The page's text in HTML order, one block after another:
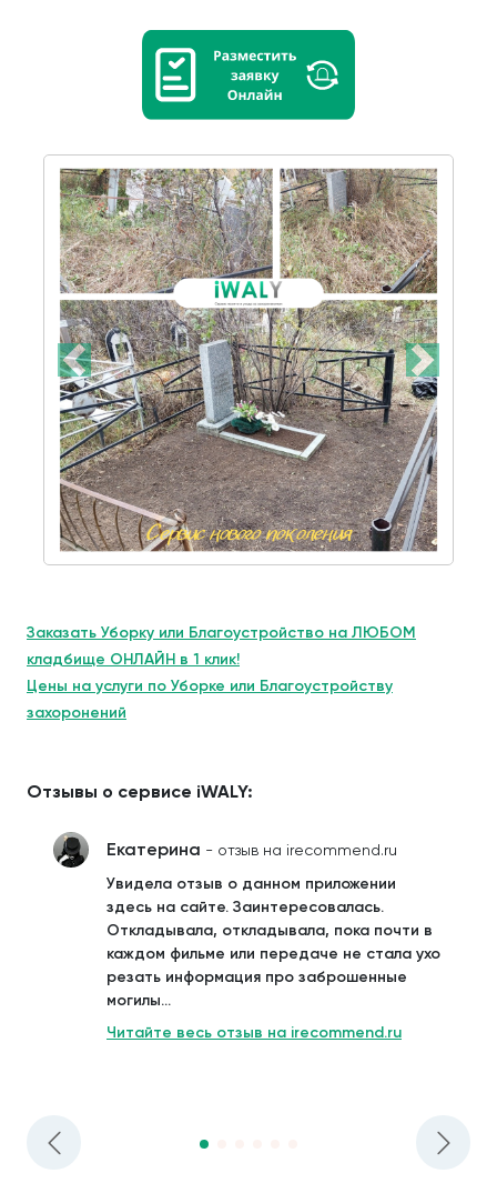
Заказать Уборку или Благоустройство на ЛЮБОМ
кладбище ОНЛАЙН в 1 клик!
Цены на услуги по Уборке или Благоустройству
захоронений
Отзывы о сервисе iWALY:
Екатерина - отзыв на irecommend.ru
Увидела отзыв о данном приложении
здесь на сайте. Заинтересовалась.
Откладывала, откладывала, пока почти в
каждом фильме или передаче не стала ухо
резать информация про заброшенные
могилы...
Читайте весь отзыв на irecommend.ru